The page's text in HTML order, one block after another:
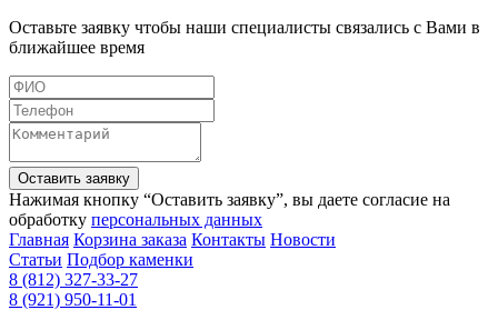
Оставьте заявку чтобы наши специалисты связались с Вами в
ближайшее время
Оставить заявку
Нажимая кнопку “Оставить заявку”, вы даете согласие на
обработку персональных данных
Главная Корзина заказа Контакты Новости
Статьи Подбор каменки
8 (812) 327-33-27
8 (921) 950-11-01